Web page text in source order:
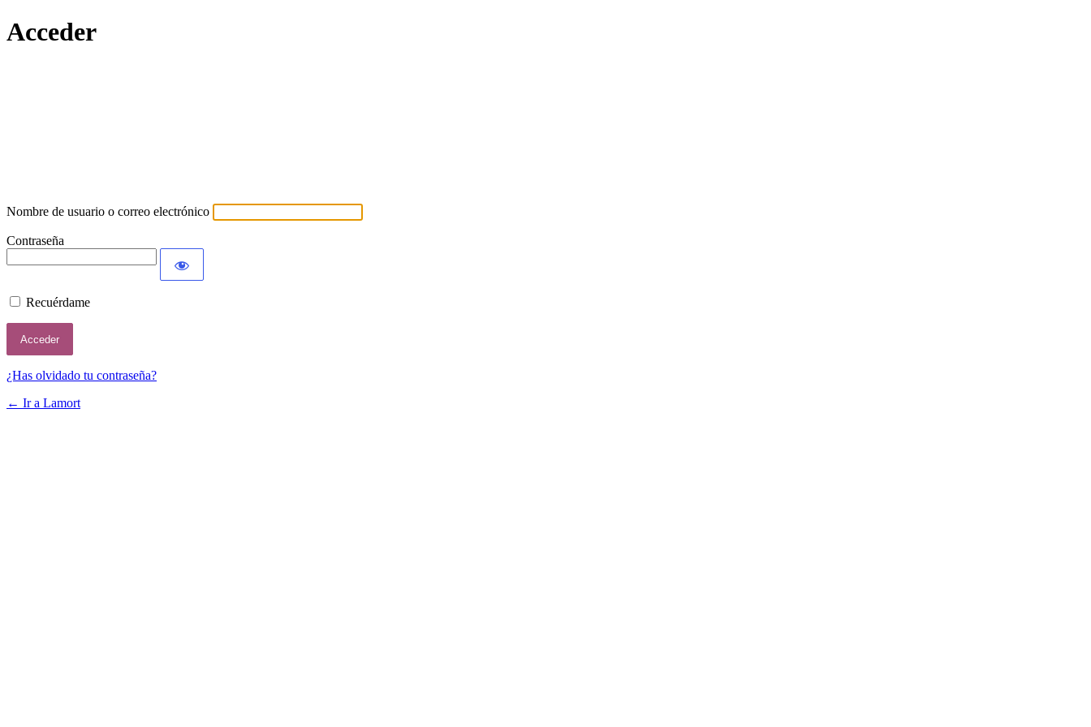
Acceder
Nombre de usuario o correo electrónico
Contraseña
Recuérdame
¿Has olvidado tu contraseña?
← Ir a Lamort